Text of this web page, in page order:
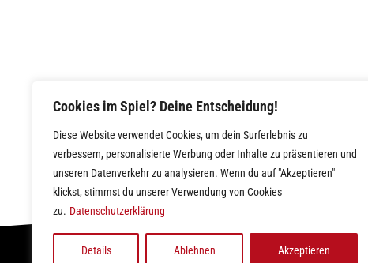
Cookies im Spiel? Deine Entscheidung!
Diese Website verwendet Cookies, um dein Surferlebnis zu
verbessern, personalisierte Werbung oder Inhalte zu präsentieren und
unseren Datenverkehr zu analysieren. Wenn du auf "Akzeptieren"
klickst, stimmst du unserer Verwendung von Cookies
zu. Datenschutzerklärung
Details Ablehnen Akzeptieren